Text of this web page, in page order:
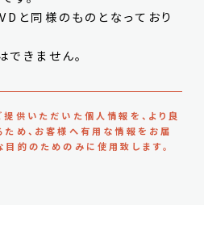
と同様のものとなっており
きません。
供いただいた個人情報を、より良
ため、お客様へ有用な情報をお届
的のためのみに使用致します。